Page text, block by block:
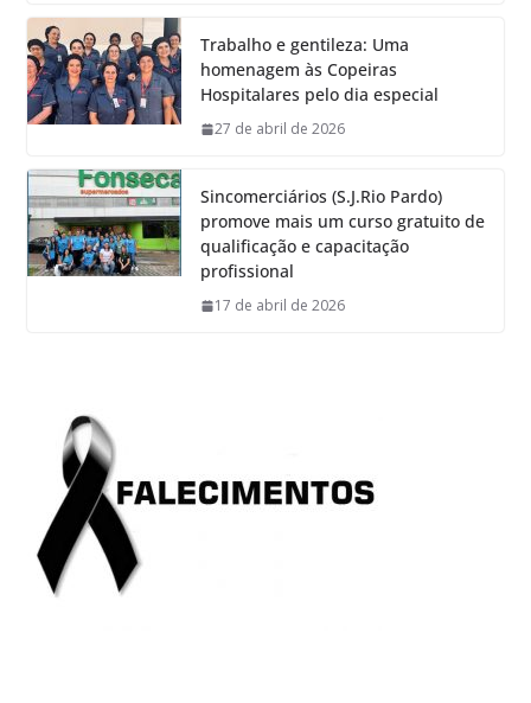
Trabalho e gentileza: Uma
homenagem às Copeiras
Hospitalares pelo dia especial
27 de abril de 2026
Sincomerciários (S.J.Rio Pardo)
promove mais um curso gratuito de
qualificação e capacitação
profissional
17 de abril de 2026